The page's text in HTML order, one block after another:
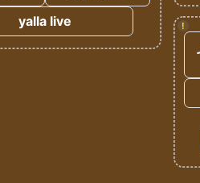
!
yalla live